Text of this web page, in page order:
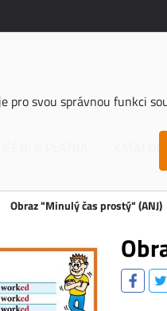
pro svou správnou funkci
Obraz "Minulý čas prostý" (ANJ)